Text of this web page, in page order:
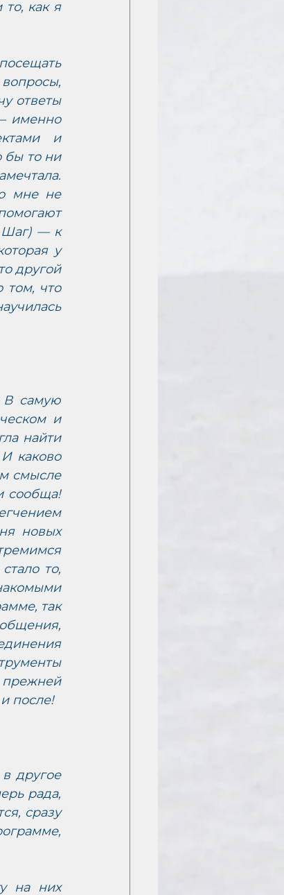
как я
ответы
именно
и
бы то ни
мне не
Шаг) — к
у
другой
что
самую
и
найти
каково
смысле
сообща!
новых
то,
так
после!
другое
рада,
сразу
на них